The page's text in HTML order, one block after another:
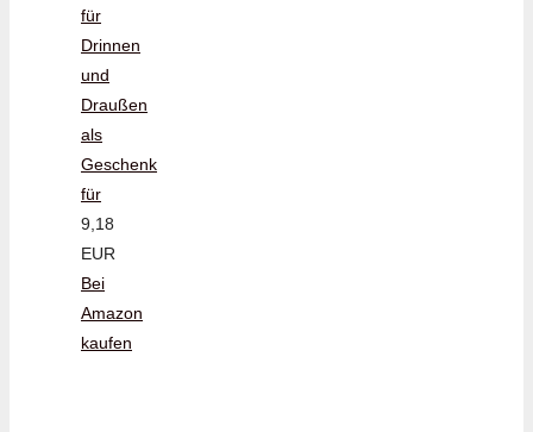
für
Drinnen
und
Draußen
als
Geschenk
für
9,18
EUR
Bei
Amazon
kaufen